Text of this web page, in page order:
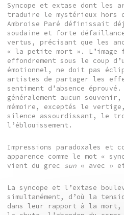
Syncope et extase dont les
traduire le mystérieux hors
Ambroise Paré définissait
soudaine et forte
vertus, précisant que les
« la petite mort ». L’image
effondrement sous le coup
émotionnel, ne doit pas
artistes de partager les
sentiment d’absence
généralement aucun
mémoire, exceptés le
silence assourdissant, le
l’éblouissement.
Impressions paradoxales et
apparence comme le mot «
vient du grec sun « avec »
La syncope et l’extase
simultanément, d’où la
dans leur rapport à la